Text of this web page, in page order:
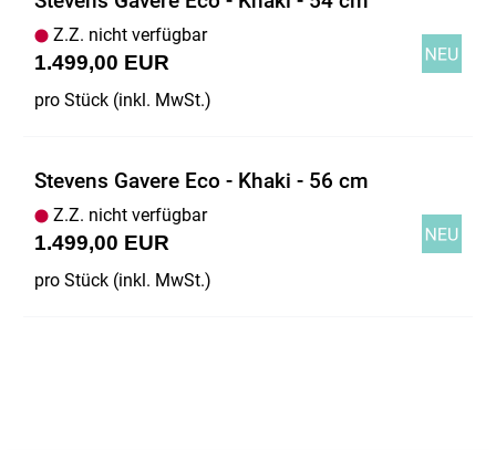
Z.Z. nicht verfügbar
1.499,00 EUR
pro Stück (inkl. MwSt.)
Stevens Gavere Eco - Khaki - 56 cm
Z.Z. nicht verfügbar
1.499,00 EUR
pro Stück (inkl. MwSt.)